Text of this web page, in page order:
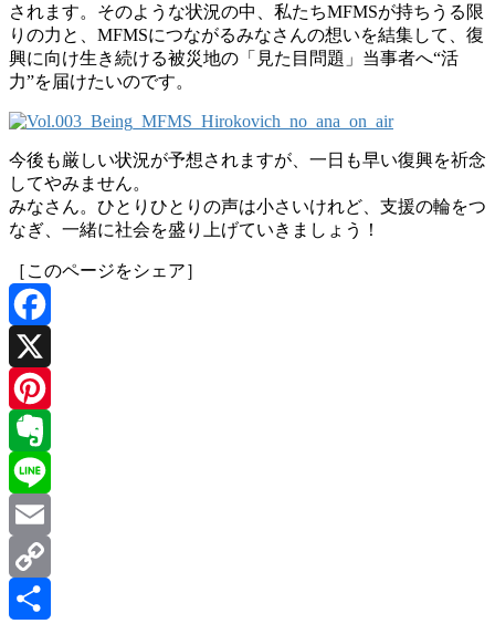
されます。そのような状況の中、私たちMFMSが持ちうる限
りの力と、MFMSにつながるみなさんの想いを結集して、復
興に向け生き続ける被災地の「見た目問題」当事者へ“活
力”を届けたいのです。
今後も厳しい状況が予想されますが、一日も早い復興を祈念
してやみません。
みなさん。ひとりひとりの声は小さいけれど、支援の輪をつ
なぎ、一緒に社会を盛り上げていきましょう！
［このページをシェア］
Facebook
X
Pinterest
Evernote
Line
Email
Copy